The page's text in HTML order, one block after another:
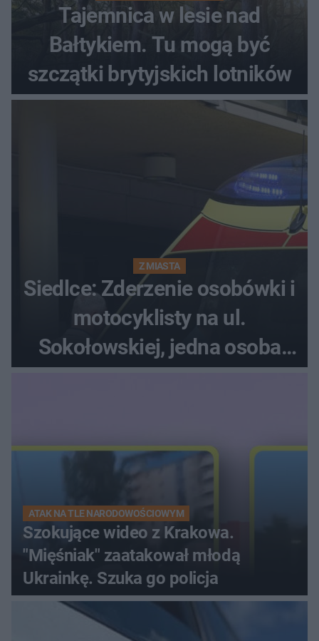
Tajemnica w lesie nad
Bałtykiem. Tu mogą być
szczątki brytyjskich lotników
Z MIASTA
Siedlce: Zderzenie osobówki i
motocyklisty na ul.
Sokołowskiej, jedna osoba
ATAK NA TLE NARODOWOŚCIOWYM
Szokujące wideo z Krakowa.
"Mięśniak" zaatakował młodą
Ukrainkę. Szuka go policja